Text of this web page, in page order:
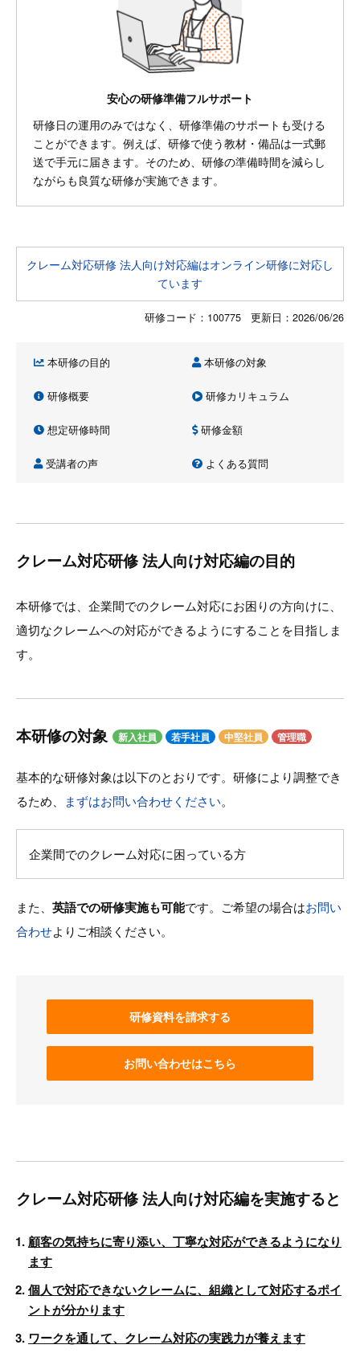
安心の研修準備フルサポート
研修日の運用のみではなく、研修準備のサポートも受ける
ことができます。例えば、研修で使う教材・備品は一式郵
送で手元に届きます。そのため、研修の準備時間を減らし
ながらも良質な研修が実施できます。
クレーム対応研修 法人向け対応編はオンライン研修に対応し
ています
研修コード：100775 更新日： 2026/06/26
本研修の目的 本研修の対象
研修概要 研修カリキュラム
想定研修時間 研修金額
受講者の声 よくある質問
クレーム対応研修 法人向け対応編の目的
本研修では、企業間でのクレーム対応にお困りの方向けに、
適切なクレームへの対応ができるようにすることを目指しま
す。
本研修の対象 新入社員 若手社員 中堅社員 管理職
基本的な研修対象は以下のとおりです。研修により調整でき
るため、
まずはお問い合わせください。
企業間でのクレーム対応に困っている方
また、 英語での研修実施も可能です。ご希望の場合はお問い
合わせよりご相談ください。
研修資料を請求する
お問い合わせはこちら
クレーム対応研修 法人向け対応編を実施すると
顧客の気持ちに寄り添い、丁寧な対応ができるようになり
ます
個人で対応できないクレームに、組織として対応するポイ
ントが分かります
ワークを通して、クレーム対応の実践力が養えます